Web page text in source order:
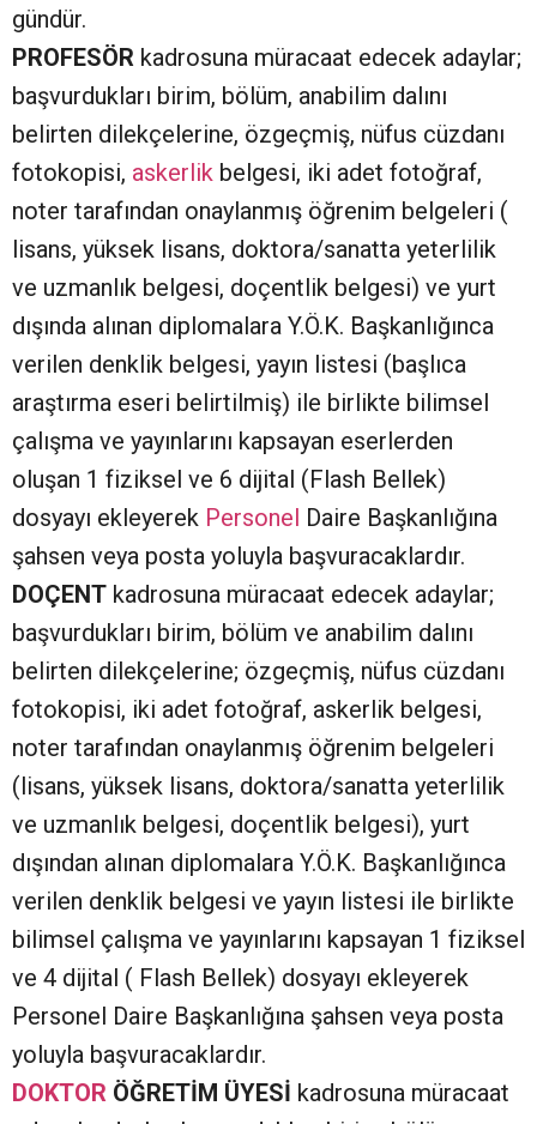
gündür.
PROFESÖR kadrosuna müracaat edecek adaylar;
başvurdukları birim, bölüm, anabilim dalını
belirten dilekçelerine, özgeçmiş, nüfus cüzdanı
fotokopisi, askerlik belgesi, iki adet fotoğraf,
noter tarafından onaylanmış öğrenim belgeleri (
lisans, yüksek lisans, doktora/sanatta yeterlilik
ve uzmanlık belgesi, doçentlik belgesi) ve yurt
dışında alınan diplomalara Y.Ö.K. Başkanlığınca
verilen denklik belgesi, yayın listesi (başlıca
araştırma eseri belirtilmiş) ile birlikte bilimsel
çalışma ve yayınlarını kapsayan eserlerden
oluşan 1 fiziksel ve 6 dijital (Flash Bellek)
dosyayı ekleyerek Personel Daire Başkanlığına
şahsen veya posta yoluyla başvuracaklardır.
DOÇENT kadrosuna müracaat edecek adaylar;
başvurdukları birim, bölüm ve anabilim dalını
belirten dilekçelerine; özgeçmiş, nüfus cüzdanı
fotokopisi, iki adet fotoğraf, askerlik belgesi,
noter tarafından onaylanmış öğrenim belgeleri
(lisans, yüksek lisans, doktora/sanatta yeterlilik
ve uzmanlık belgesi, doçentlik belgesi), yurt
dışından alınan diplomalara Y.Ö.K. Başkanlığınca
verilen denklik belgesi ve yayın listesi ile birlikte
bilimsel çalışma ve yayınlarını kapsayan 1 fiziksel
ve 4 dijital ( Flash Bellek) dosyayı ekleyerek
Personel Daire Başkanlığına şahsen veya posta
yoluyla başvuracaklardır.
DOKTOR ÖĞRETİM ÜYESİ kadrosuna müracaat